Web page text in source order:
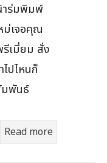
าร่มพิมพ์
ม่เจอคุณ
เมี่ยม สั่ง
ปไหนก็
มพันธ์
Read more